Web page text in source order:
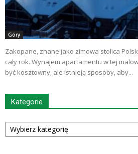
Góry
Zakopane, znane jako zimowa stolica
cały rok. Wynajem apartamentu w tej
być kosztowny, ale istnieją sposoby, aby...
Kategorie
Kategorie